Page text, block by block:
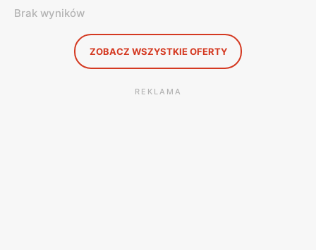
Brak wyników
ZOBACZ WSZYSTKIE OFERTY
REKLAMA